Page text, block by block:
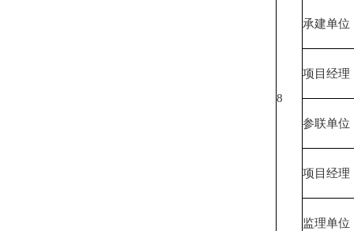
8
承建单位
项目经理
参联单位
项目经理
监理单位